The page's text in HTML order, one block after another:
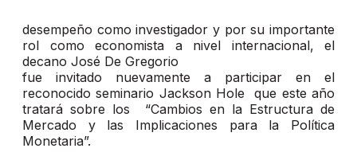
desempeño como investigador y por su importante
rol como economista a nivel internacional, el
decano José De Gregorio
fue invitado nuevamente a participar en el
reconocido seminario Jackson Hole que este año
tratará sobre los “Cambios en la Estructura de
Mercado y las Implicaciones para la Política
Monetaria”.